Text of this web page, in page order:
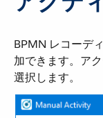
BPMN レコーデ
加できます。ア
選択します。